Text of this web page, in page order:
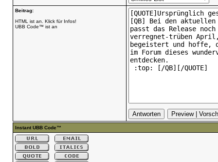
Beitrag:
HTML ist an. Klick für Infos!
UBB Code™ ist an
Instant UBB Code™